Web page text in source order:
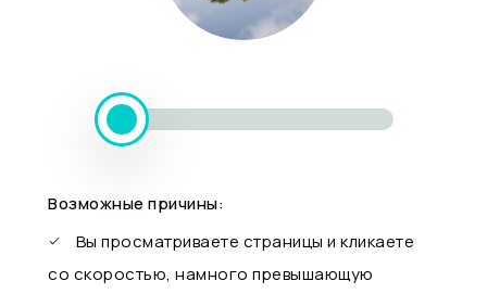
Возможные причины:
Вы просматриваете страницы и кликаете
со скоростью, намного превышающую